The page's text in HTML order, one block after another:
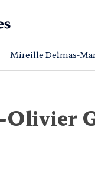
Mireille Delmas-
Olivier